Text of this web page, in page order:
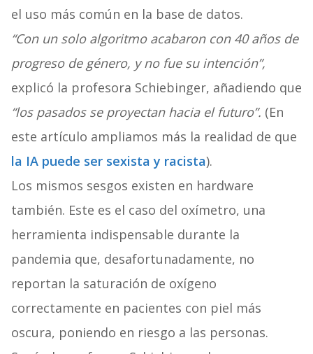
el uso más común en la base de datos.
“Con un solo algoritmo acabaron con 40 años de
progreso de género, y no fue su intención”,
explicó la profesora Schiebinger, añadiendo que
“los pasados se proyectan hacia el futuro”. (En
este artículo ampliamos más la realidad de que
la IA puede ser sexista y racista).
Los mismos sesgos existen en hardware
también. Este es el caso del oxímetro, una
herramienta indispensable durante la
pandemia que, desafortunadamente, no
reportan la saturación de oxígeno
correctamente en pacientes con piel más
oscura, poniendo en riesgo a las personas.